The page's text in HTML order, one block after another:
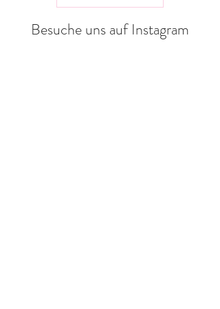
Besuche uns auf Instagram